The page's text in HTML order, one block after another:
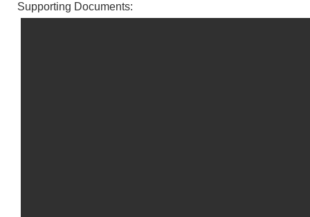
Supporting Documents: